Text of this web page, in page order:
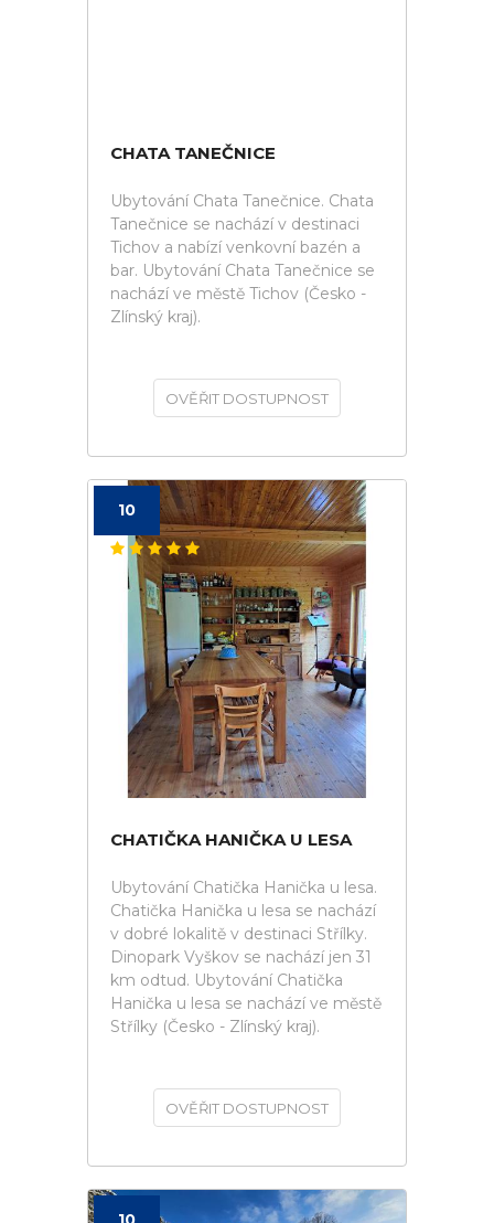
CHATA TANEČNICE
Ubytování Chata Tanečnice. Chata
Tanečnice se nachází v destinaci
Tichov a nabízí venkovní bazén a
bar. Ubytování Chata Tanečnice se
nachází ve městě Tichov (Česko -
Zlínský kraj).
OVĚŘIT DOSTUPNOST
10
CHATIČKA HANIČKA U LESA
Ubytování Chatička Hanička u lesa.
Chatička Hanička u lesa se nachází
v dobré lokalitě v destinaci Střílky.
Dinopark Vyškov se nachází jen 31
km odtud. Ubytování Chatička
Hanička u lesa se nachází ve městě
Střílky (Česko - Zlínský kraj).
OVĚŘIT DOSTUPNOST